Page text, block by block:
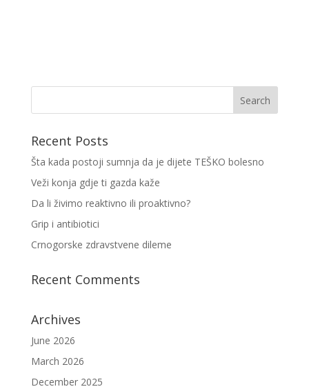
Recent Posts
Šta kada postoji sumnja da je dijete TEŠKO bolesno
Veži konja gdje ti gazda kaže
Da li živimo reaktivno ili proaktivno?
Grip i antibiotici
Crnogorske zdravstvene dileme
Recent Comments
Archives
June 2026
March 2026
December 2025